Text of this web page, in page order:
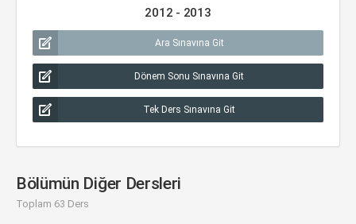
2012 - 2013
Ara Sınavına Git
Dönem Sonu Sınavına Git
Tek Ders Sınavına Git
Bölümün Diğer Dersleri
Toplam 63 Ders